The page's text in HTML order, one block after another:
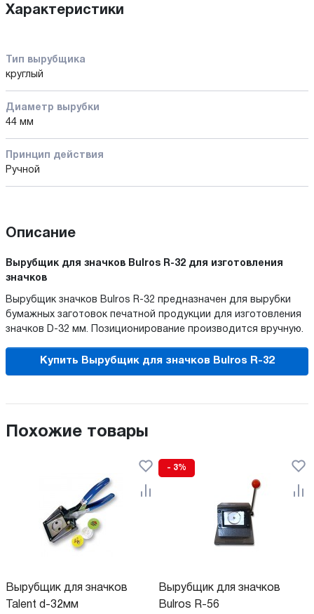
Характеристики
Тип вырубщика
круглый
Диаметр вырубки
44 мм
Принцип действия
Ручной
Описание
Вырубщик для значков Bulros R-32 для изготовления
значков
Вырубщик значков Bulros R-32 предназначен для вырубки
бумажных заготовок печатной продукции для изготовления
значков D-32 мм. Позиционирование производится вручную.
Купить Вырубщик для значков Bulros R-32
Похожие товары
Вырубщик для значков
Talent d-32мм
- 3%
Вырубщик для значков
Bulros R-56